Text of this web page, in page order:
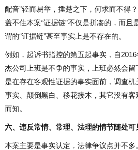
配音”轻而易举，捶楚之下，何求而不得
盖不住本案“证据链”不仅是拼凑的，而且
谓的“证据链”甚至事实上是不存在的。
例如，起诉书指控的第五起事实，自
杰公司上班是不争的事实，上班必然会
是在存在客观性证据的事实面前，调查
事实、颠倒黑白、移花接木，其它没有
而知。
六、违反常情、常理、法理的情节随处可
本案主要是事实认定，法律争议点并不